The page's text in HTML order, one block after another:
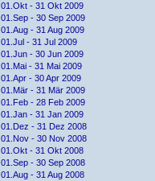
01.Okt - 31 Okt 2009
01.Sep - 30 Sep 2009
01.Aug - 31 Aug 2009
01.Jul - 31 Jul 2009
01.Jun - 30 Jun 2009
01.Mai - 31 Mai 2009
01.Apr - 30 Apr 2009
01.Mär - 31 Mär 2009
01.Feb - 28 Feb 2009
01.Jan - 31 Jan 2009
01.Dez - 31 Dez 2008
01.Nov - 30 Nov 2008
01.Okt - 31 Okt 2008
01.Sep - 30 Sep 2008
01.Aug - 31 Aug 2008